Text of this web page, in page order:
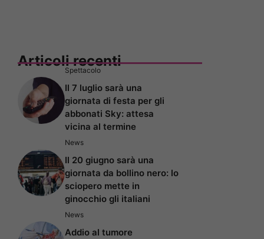
Articoli recenti
Spettacolo
Il 7 luglio sarà una
giornata di festa per gli
abbonati Sky: attesa
vicina al termine
News
Il 20 giugno sarà una
giornata da bollino nero: lo
sciopero mette in
ginocchio gli italiani
News
Addio al tumore